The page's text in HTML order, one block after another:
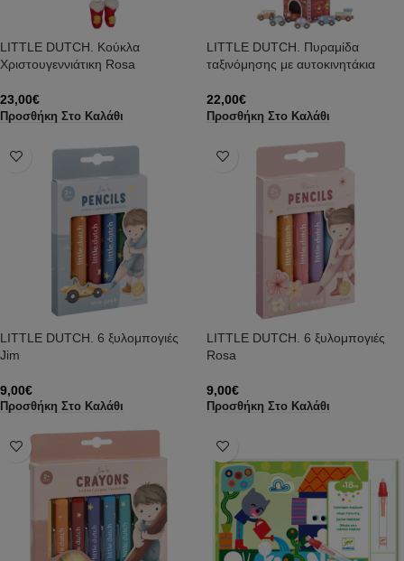
LITTLE DUTCH. Κούκλα
Χριστουγεννιάτικη Rosa
23,00€
Προσθήκη Στο Καλάθι
LITTLE DUTCH. Πυραμίδα
ταξινόμησης με αυτοκινητάκια
22,00€
Προσθήκη Στο Καλάθι
LITTLE DUTCH. 6 ξυλομπογιές
Jim
9,00€
Προσθήκη Στο Καλάθι
LITTLE DUTCH. 6 ξυλομπογιές
Rosa
9,00€
Προσθήκη Στο Καλάθι